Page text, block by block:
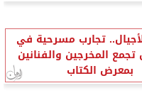
تجارب مسرحية في
المخرجين والفنانين
بمعرض الكتاب